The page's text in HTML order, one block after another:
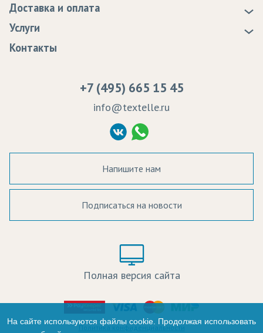
Статьи
Программа лояльности
Сертификаты качества
Судебные решения
Политика Конфиденциальности
Согласие на обработку ПД
Доставка и оплата
Доставка
Оплата
Услуги
Образцы
Контакты
+7 (495) 665 15 45
info@textelle.ru
Напишите нам
Подписаться на новости
Полная версия сайта
Политика конфиденциальности
-
На сайте используются файлы cookie. Продолжая использовать